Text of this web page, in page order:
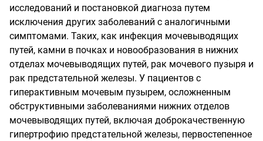
исследований и постановкой диагноза путем
исключения других заболеваний с аналогичными
симптомами. Таких, как инфекция мочевыводящих
путей, камни в почках и новообразования в нижних
отделах мочевыводящих путей, рак мочевого пузыря и
рак предстательной железы. У пациентов с
гиперактивным мочевым пузырем, осложненным
обструктивными заболеваниями нижних отделов
мочевыводящих путей, включая доброкачественную
гипертрофию предстательной железы, первостепенное